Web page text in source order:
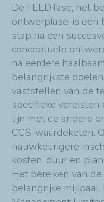
De FEED fase, het
ontwerpfase, is een
stap na een
conceptuele
na eerdere
belangrijkste
vaststellen van de
specifieke
lijn met de andere
CCS-waardeketen.
nauwkeurigere
kosten, duur en
Het bereiken van de
belangrijke mijlpaal.